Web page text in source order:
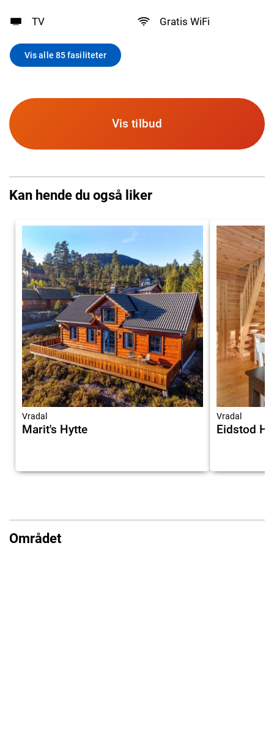
TV Gratis WiFi
Vis alle 85 fasiliteter
Vis tilbud
Kan hende du også liker
Vradal
Marit's Hytte
Vradal
Eidstod
Området